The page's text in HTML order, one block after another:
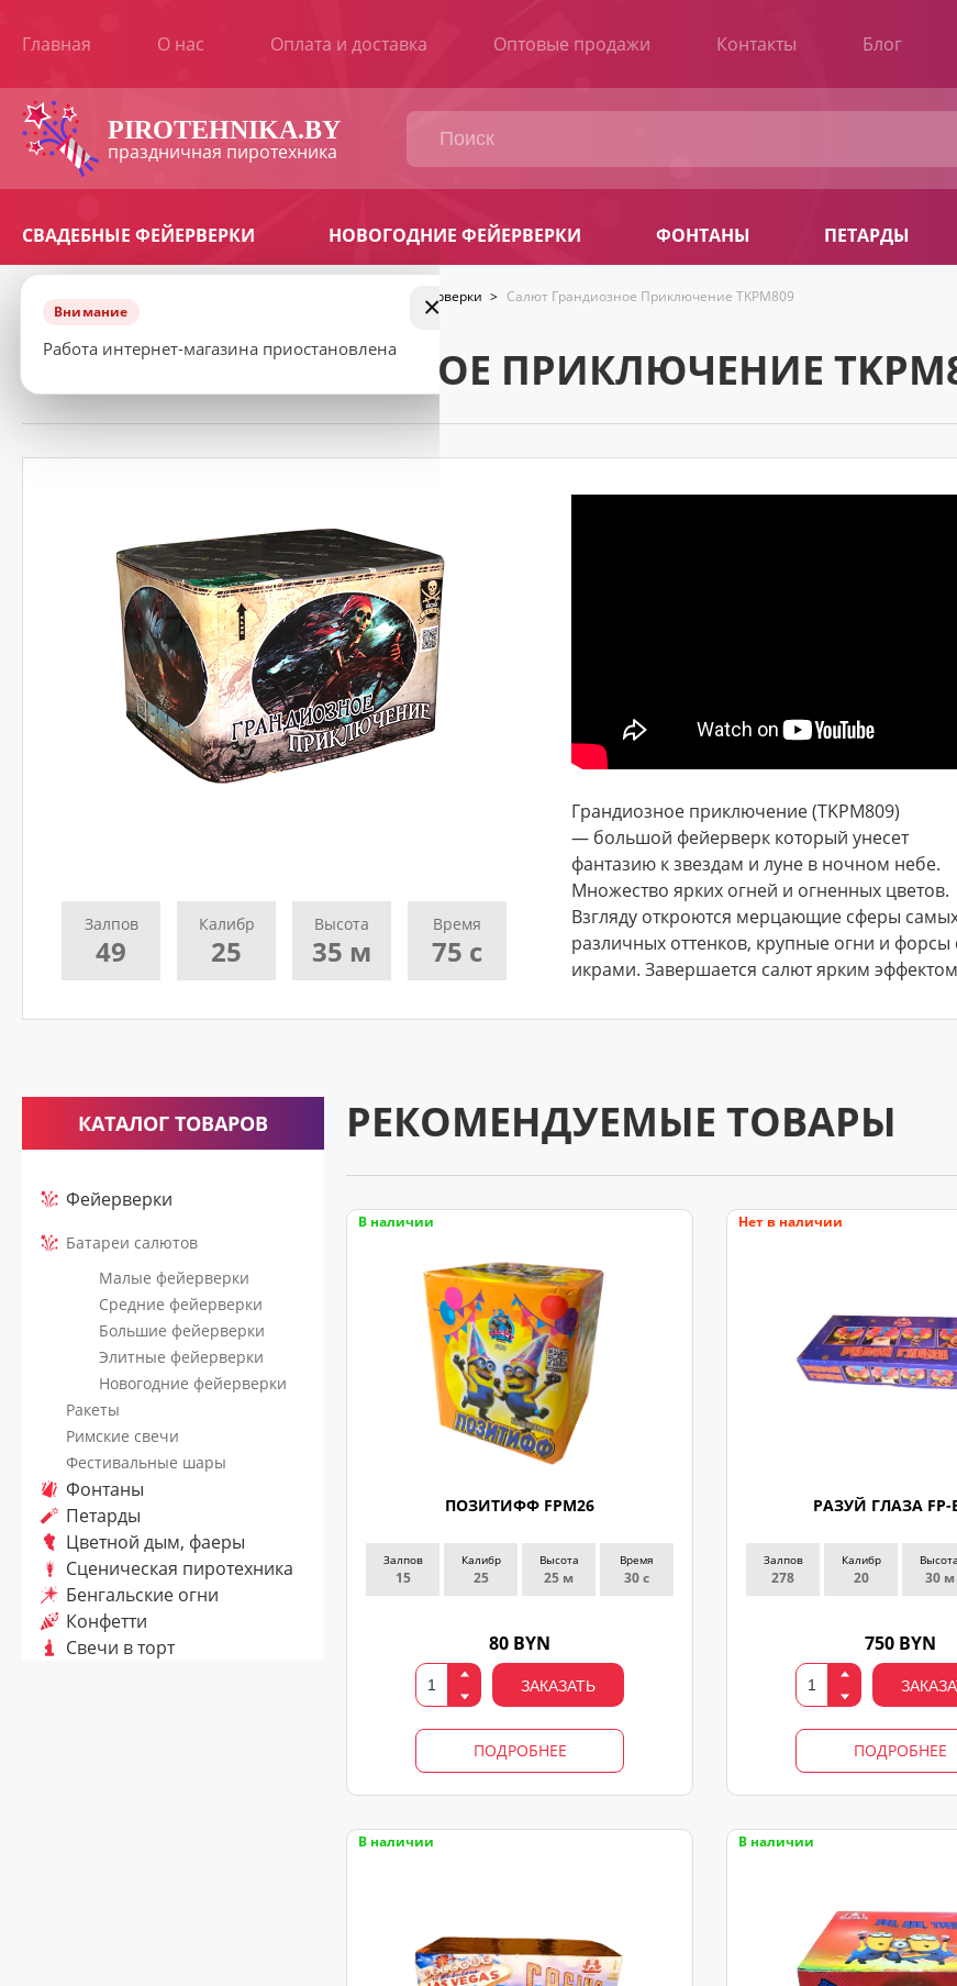
×
Внимание
Работа интернет-магазина приостановлена
Главная О нас Оплата и доставка Оптовые продажи Контакты Блог
PIROTEHNIKA.BY
праздничная пиротехника
СВАДЕБНЫЕ ФЕЙЕРВЕРКИ НОВОГОДНИЕ ФЕЙЕРВЕРКИ ФОНТАНЫ ПЕТАРДЫ
Средние фейерверки > Салют Грандиозное Приключение TKPM809
САЛЮТ ГРАНДИОЗНОЕ ПРИКЛЮЧЕНИЕ
Залпов
49
Калибр
25
Высота
35 м
Время
75 с
Грандиозное приключение (TKPM809)
— большой фейерверк который унесет
фантазию к звездам и луне в ночном небе.
Множество ярких огней и огненных цветов.
Взгляду откроются мерцающие сферы
различных оттенков, крупные огни и форсы
икрами. Завершается салют ярким
КАТАЛОГ ТОВАРОВ
Фейерверки
Батареи салютов
Малые фейерверки
Средние фейерверки
Большие фейерверки
Элитные фейерверки
Новогодние фейерверки
Ракеты
Римские свечи
Фестивальные шары
Фонтаны
Петарды
Цветной дым, фаеры
Сценическая пиротехника
Бенгальские огни
Конфетти
Свечи в торт
РЕКОМЕНДУЕМЫЕ ТОВАРЫ
В наличии
ПОЗИТИФФ FPM26
Залпов
15
Калибр
25
Высота
25 м
Время
30 с
80 BYN
ЗАКАЗАТЬ
ПОДРОБНЕЕ
Нет в наличии
РАЗУЙ ГЛАЗА FP-
Залпов
278
Калибр
20
Высота
30 м
750 BYN
ПОДРОБНЕЕ
В наличии В наличии
ЗАКАЗ
ЗВОНКА
ВАШ
товара
сумма: BYNпокупки
ИНФОРМАЦИЯ
*
номер
телефона
*
ДОСТАВКА
Адрес
(город,
улица,
ВАЖНО!
Заказ
принятым
только
после
звонка
нашего